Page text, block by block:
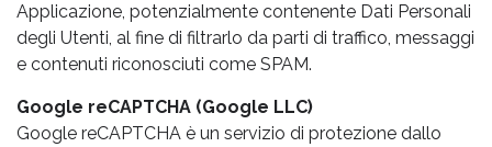
Applicazione, potenzialmente contenente Dati Personali
degli Utenti, al fine di filtrarlo da parti di traffico, messaggi
e contenuti riconosciuti come SPAM.
Google reCAPTCHA (Google LLC)
Google reCAPTCHA è un servizio di protezione dallo